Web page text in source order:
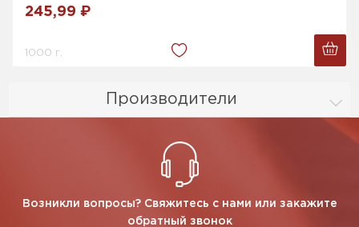
Производители
245,99 ₽
1000 г.
Возникли вопросы? Свяжитесь с нами или закажите
обратный звонок